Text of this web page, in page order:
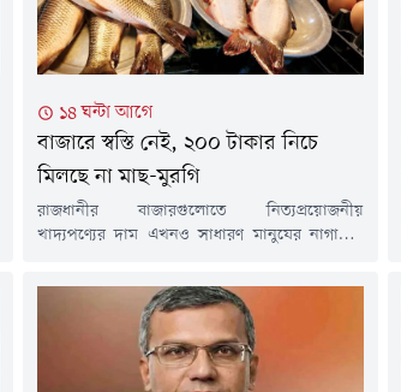
১৪ ঘন্টা আগে
বাজারে স্বস্তি নেই, ২০০ টাকার নিচে
মিলছে না মাছ-মুরগি
রাজধানীর বাজারগুলোতে নিত্যপ্রয়োজনীয়
খাদ্যপণ্যের দাম এখনও সাধারণ মানুষের নাগালের
মুরগি, পাঙাশ ও তেলাপিয়ার দামও বেড়েছে। ফলে
নিম্ন ও মধ্যবিত্ত পরিবারের ওপর বাড়ছে বাজার খরচের
চাপ।শুক্রবার (৭ আগস্ট) রাজধানীর বিভিন্ন বাজার ঘুরে
দেখা গেছে, ২০০ টাকার নিচে কোনো মাছ বা ব্রয়লার
মুরগি পাওয়া যাচ্ছে...